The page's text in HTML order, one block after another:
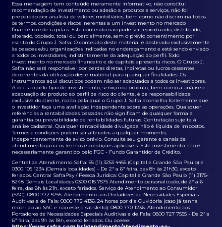
Essa mensagem tem conteúdo meramente informativo, não constitui
recomendação de investimento ou adesão a produtos e serviços, não foi
preparado por analista de valores mobiliários, bem como não discrimina todos
os termos, condições e riscos inerentes a um investimento no mercado
financeiro e de capitais. Este conteúdo não pode ser reproduzido, distribuído,
alterado, copiado, total ou parcialmente, sem o prévio consentimento por
escrito do Grupo J. Safra. O conteúdo deste material é destinado exclusivamente
às pessoas e/ou organizações indicadas no endereçamento e está sendo enviado
a todos os investidores, indistintamente da adequação do perfil. Todo
investimento no mercado financeiro e de capitais apresenta riscos. O Grupo J.
Safra não será responsável por perdas diretas, indiretas ou lucros cessantes
decorrentes da utilização deste material para quaisquer finalidades. Os
instrumentos aqui discutidos podem não ser adequados a todos os investidores.
A decisão pelo tipo de investimento, serviço ou produto, bem como a análise e
adequação do produto ao perfil de risco do cliente, é de responsabilidade
exclusiva do cliente, razão pela qual o Grupo J. Safra aconselha fortemente que
o investidor faça uma avaliação independente sobre as operações. Quaisquer
referências a rentabilidades passadas não significam de qualquer forma a
garantia ou previsibilidade de rentabilidades futuras. Contratação sujeita à
análise cadastral. Qualquer rentabilidade divulgada não é líquida de impostos.
Termos e condições podem ser alterados a qualquer momento,
independentemente de aviso prévio. Consulte seu gerente e canais de
atendimento para os termos e condições aplicáveis. Este investimento não é
necessariamente garantido pelo FGC - Fundo Garantidor de Crédito.
Central de Atendimento Safra: 55 (11) 3253 4455 (Capital e Grande São Paulo) e
0300 105 1234 (Demais localidades) - De 2ª a 6ª feira, das 8h às 21h30, exceto
feriados. Central SafraPay / Pessoa Jurídica: Capital e Grande São Paulo (11) 3175-
8248 Demais Localidades 0300 015 7575 Atendimento personalizado, de 2ª a 6
feira, das 8h às 21h, exceto feriados. Serviço de Atendimento ao Consumidor
(SAC): 0800 772 5755. Atendimento aos Portadores de Necessidades Especiais
Auditivas e de Fala: 0800 772 4136. 24 horas por dia Ouvidoria (caso já tenha
recorrido ao SAC e não esteja satisfeito): 0800 770 1236. Atendimento aos
Portadores de Necessidades Especiais Auditivas e de Fala: 0800 727 7555 - De 2ª a
6ª feira, das 9h às 18h, exceto feriados. Ou acesse: